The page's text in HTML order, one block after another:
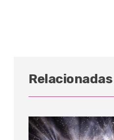
Relacionadas